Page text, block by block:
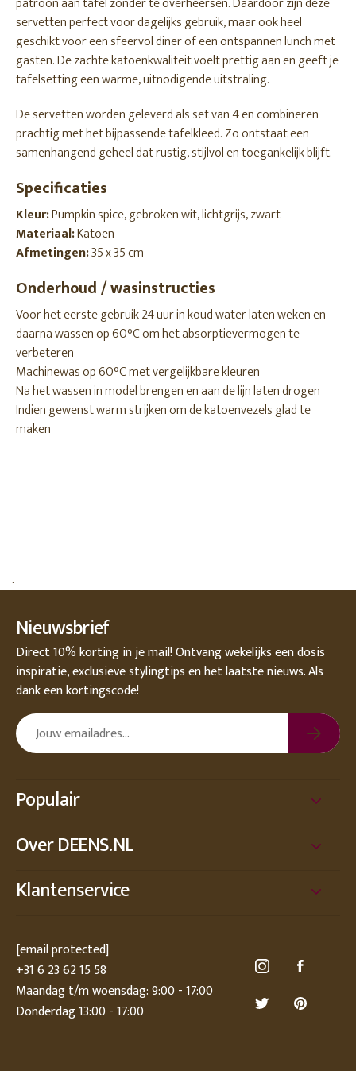
servetten perfect voor dagelijks gebruik, maar ook heel
geschikt voor een sfeervol diner of een ontspannen lunch met
gasten. De zachte katoenkwaliteit voelt prettig aan en geeft je
tafelsetting een warme, uitnodigende uitstraling.
De servetten worden geleverd als set van 4 en combineren
prachtig met het bijpassende tafelkleed. Zo ontstaat een
samenhangend geheel dat rustig, stijlvol en toegankelijk blijft.
Specificaties
Kleur:Pumpkin spice, gebroken wit, lichtgrijs, zwart
Materiaal:Katoen
Afmetingen:35 x 35 cm
Onderhoud / wasinstructies
Voor het eerste gebruik 24 uur in koud water laten weken en
daarna wassen op 60°C om het absorptievermogen te
verbeteren
Machinewas op 60°C met vergelijkbare kleuren
Na het wassen in model brengen en aan de lijn laten drogen
Indien gewenst warm strijken om de katoenvezels glad te
maken
.
Nieuwsbrief
Direct 10% korting in je mail! Ontvang wekelijks een dosis
inspiratie, exclusieve stylingtips en het laatste nieuws. Als
dank een kortingscode!
Populair
Over DEENS.NL
Klantenservice
[email protected]
+31 6 23 62 15 58
Maandag t/m woensdag: 9:00 - 17:00
Donderdag 13:00 - 17:00